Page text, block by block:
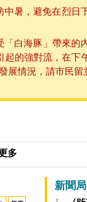
暑，避免在烈日
白海豚」帶來的
的強對流，在下
展情況，請市民
多
新聞局